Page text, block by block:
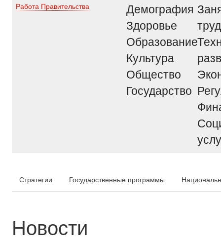
Работа Правительства
Демография
Здоровье
Образование
Культура
Общество
Государство
труд
Стратегии Государственные программы
Новости